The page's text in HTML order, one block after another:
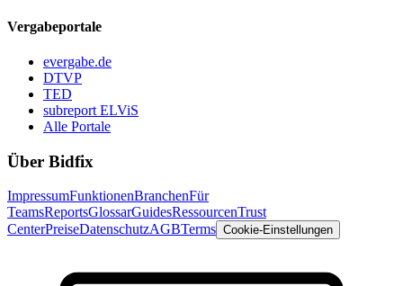
Vergabeportale
evergabe.de
DTVP
TED
subreport ELViS
Alle Portale
Über Bidfix
ImpressumFunktionenBranchenFür
TeamsReportsGlossarGuidesRessourcenTrust
CenterPreiseDatenschutzAGBTerms Cookie-Einstellungen